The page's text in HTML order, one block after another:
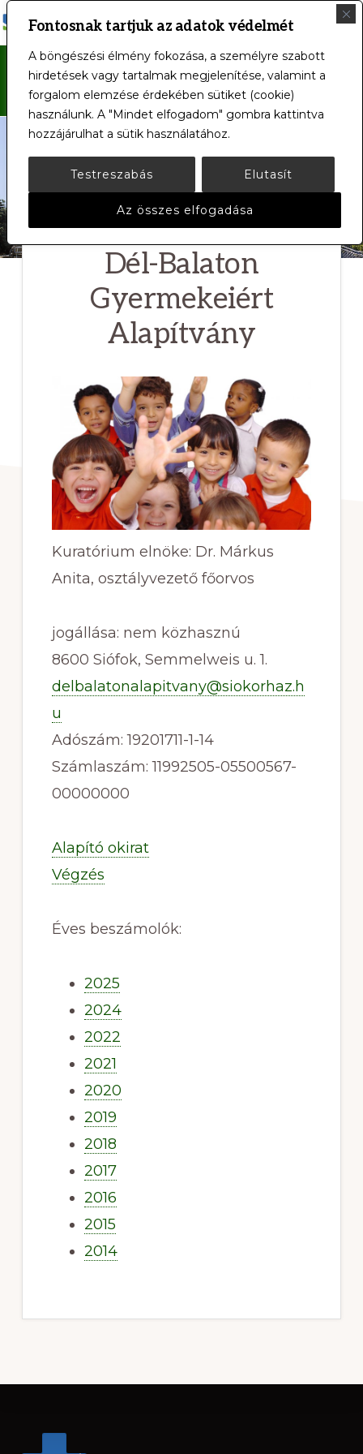
Fontosnak tartjuk az adatok védelmét
A böngészési élmény fokozása, a személyre szabott
hirdetések vagy tartalmak megjelenítése, valamint a
forgalom elemzése érdekében sütiket (cookie)
használunk. A "Mindet elfogadom" gombra kattintva
hozzájárulhat a sütik használatához.
Testreszabás Elutasít
Az összes elfogadása
SIÓFOKI
KÓRHÁZ-
RENDELŐINTÉZET
Intézményünk
hét
minden
segítségre
MENÜ
Főoldal Dél-Balaton Gyermekeiért
Alapítvány
Dél-Balaton
Gyermekeiért
Alapítvány
Kuratórium elnöke: Dr. Márkus
Anita, osztályvezető főorvos
jogállása: nem közhasznú
8600 Siófok, Semmelweis u. 1.
delbalatonalapitvany@siokorhaz.h
u
Adószám: 19201711-1-14
Számlaszám: 11992505-05500567-
00000000
Alapító okirat
Végzés
Éves beszámolók:
2025
2024
2022
2021
2020
2019
2018
2017
2016
2015
2014